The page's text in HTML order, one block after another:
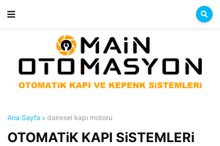
Ana Sayfa dairesel kapı motoru
OTOMATiK KAPI SiSTEMLERi